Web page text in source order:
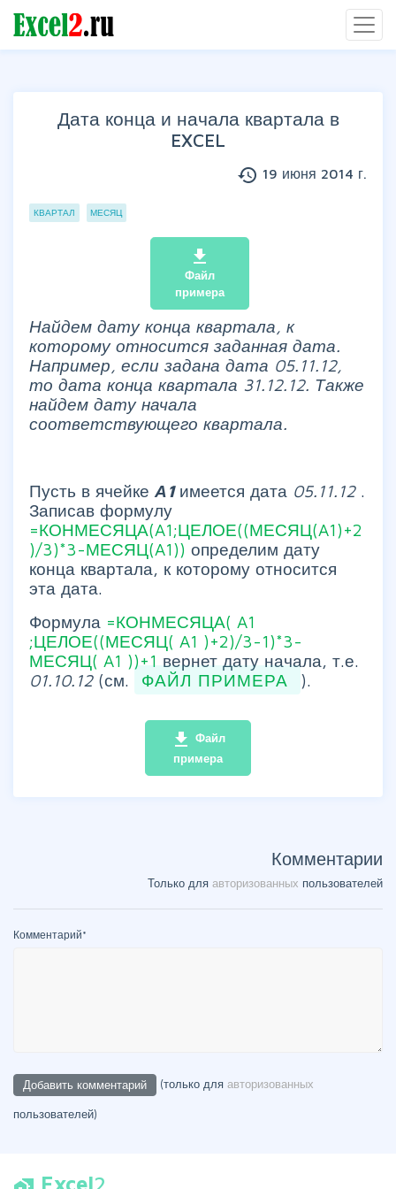
Дата конца и начала квартала в
EXCEL
history 19 июня 2014 г.
Группы статей
КВАРТАЛ МЕСЯЦ
file_download
Файл
примера
Найдем дату конца квартала, к
которому относится заданная дата.
Например, если задана дата 05.11.12,
то дата конца квартала 31.12.12. Также
найдем дату начала
соответствующего квартала.
Пусть в ячейке А1 имеется дата 05.11.12 .
Записав формулу
=КОНМЕСЯЦА(A1;ЦЕЛОЕ((МЕСЯЦ(A1)+2
)/3)*3-МЕСЯЦ(A1)) определим дату
конца квартала, к которому относится
эта дата.
Формула =КОНМЕСЯЦА( A1
;ЦЕЛОЕ((МЕСЯЦ( A1 )+2)/3-1)*3-
МЕСЯЦ( A1 ))+1 вернет дату начала, т.е.
01.10.12 (см. ФАЙЛ ПРИМЕРА ).
file_download Файл
примера
Комментарии
Только для авторизованных пользователей
Комментарий*
(только для авторизованных
пользователей)
Excel2